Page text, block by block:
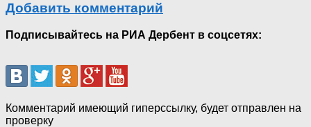
Добавить комментарий
Подписывайтесь на РИА Дербент в соцсетях:
Комментарий имеющий гиперссылку, будет отправлен на
проверку